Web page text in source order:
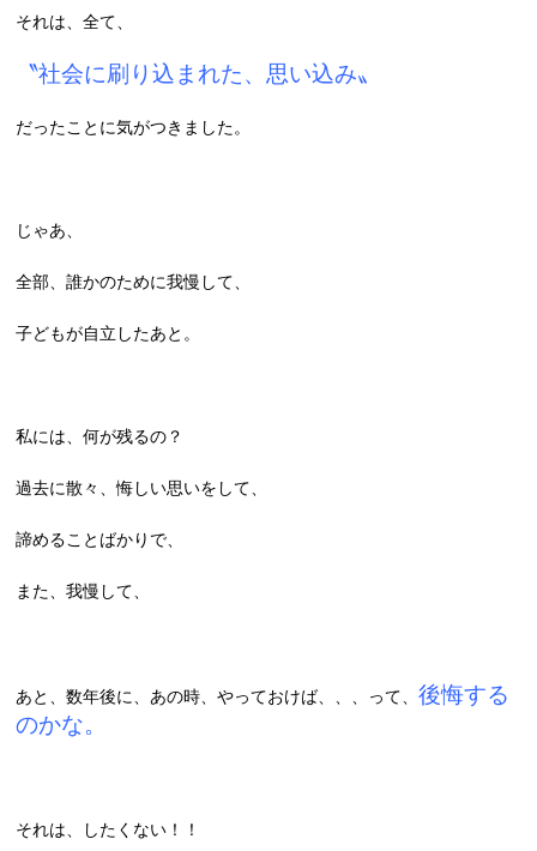
それは、全て、
〝社会に刷り込まれた、思い込み〟
だったことに気がつきました。
じゃあ、
全部、誰かのために我慢して、
子どもが自立したあと。
私には、何が残るの？
過去に散々、悔しい思いをして、
諦めることばかりで、
また、我慢して、
あと、数年後に、あの時、やっておけば、、、って、後悔する
のかな。
それは、したくない！！